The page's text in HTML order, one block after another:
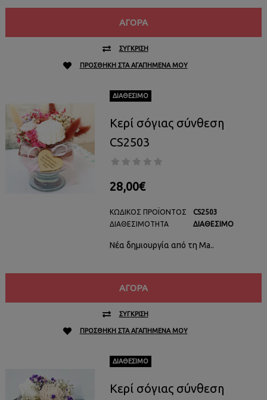
ΑΓΟΡΆ
ΣΎΓΚΡΙΣΗ
ΠΡΟΣΘΉΚΗ ΣΤΑ ΑΓΑΠΗΜΈΝΑ ΜΟΥ
ΔΙΑΘΈΣΙΜΟ
Κερί σόγιας σύνθεση
CS2503
28,00€
ΚΩΔΙΚΌΣ ΠΡΟΪΌΝΤΟΣ
ΔΙΑΘΕΣΙΜΌΤΗΤΑ
CS2503
ΔΙΑΘΈΣΙΜΟ
Νέα δημιουργία από τη Ma..
ΑΓΟΡΆ
ΣΎΓΚΡΙΣΗ
ΠΡΟΣΘΉΚΗ ΣΤΑ ΑΓΑΠΗΜΈΝΑ ΜΟΥ
ΔΙΑΘΈΣΙΜΟ
Κερί σόγιας σύνθεση